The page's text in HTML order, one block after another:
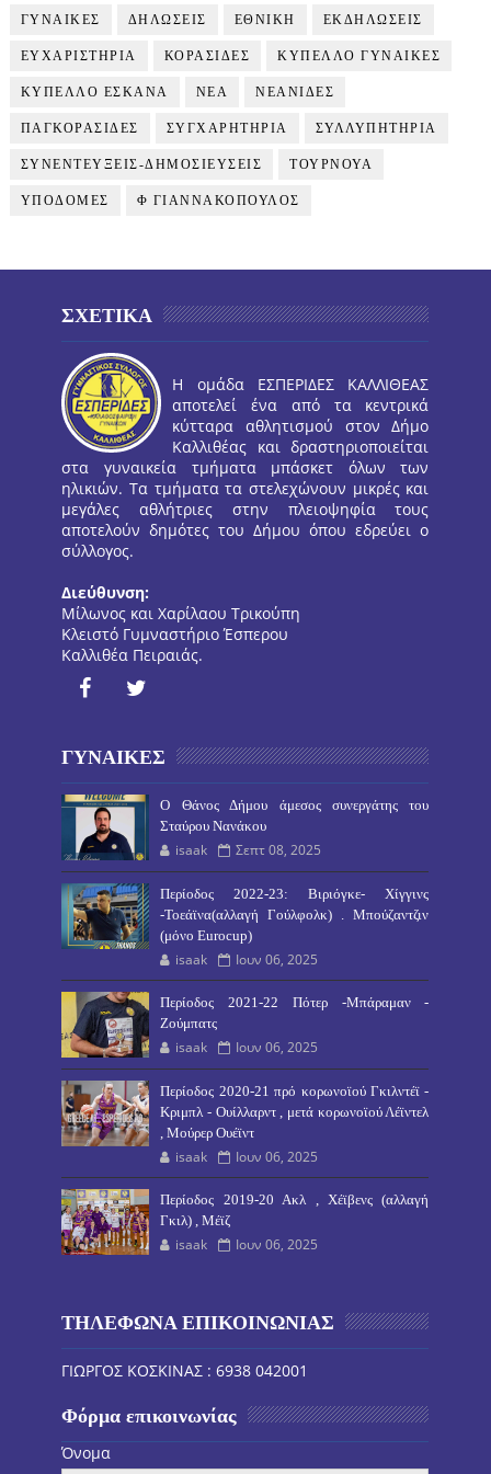
ΓΥΝΑΙΚΕΣ ΔΗΛΩΣΕΙΣ ΕΘΝΙΚΗ ΕΚΔΗΛΩΣΕΙΣ
ΕΥΧΑΡΙΣΤΗΡΙΑ ΚΟΡΑΣΙΔΕΣ ΚΥΠΕΛΛΟ ΓΥΝΑΙΚΕΣ
ΚΥΠΕΛΛΟ ΕΣΚΑΝΑ ΝΕΑ ΝΕΑΝΙΔΕΣ
ΠΑΓΚΟΡΑΣΙΔΕΣ ΣΥΓΧΑΡΗΤΗΡΙΑ ΣΥΛΛΥΠΗΤΗΡΙΑ
ΣΥΝΕΝΤΕΥΞΕΙΣ-ΔΗΜΟΣΙΕΥΣΕΙΣ ΤΟΥΡΝΟΥΑ
ΥΠΟΔΟΜΕΣ Φ ΓΙΑΝΝΑΚΟΠΟΥΛΟΣ
ΣΧΕΤΙΚΑ
Η ομάδα ΕΣΠΕΡΙΔΕΣ ΚΑΛΛΙΘΕΑΣ
αποτελεί ένα από τα κεντρικά
κύτταρα αθλητισμού στον Δήμο
Καλλιθέας και δραστηριοποιείται
στα γυναικεία τμήματα μπάσκετ όλων των
ηλικιών. Τα τμήματα τα στελεχώνουν μικρές και
μεγάλες αθλήτριες στην πλειοψηφία τους
αποτελούν δημότες του Δήμου όπου εδρεύει ο
σύλλογος.
Διεύθυνση:
Μίλωνος και Χαρίλαου Τρικούπη
Κλειστό Γυμναστήριο Έσπερου
Καλλιθέα Πειραιάς.
ΓΥΝΑΙΚΕΣ
O Θάνος Δήμου άμεσος συνεργάτης του
Σταύρου Νανάκου
isaak Σεπτ 08, 2025
Περίοδος 2022-23: Βιριόγκε- Χίγγινς
-Τοεάϊνα(αλλαγή Γούλφολκ) . Μπούζαντζιν
(μόνο Eurocup)
isaak Ιουν 06, 2025
Περίοδος 2021-22 Πότερ -Μπάραμαν -
Ζούμπατς
isaak Ιουν 06, 2025
Περίοδος 2020-21 πρό κορωνοϊού Γκιλντέϊ -
Κριμπλ - Ουίλλαρντ , μετά κορωνοϊού Λέϊντελ
, Μούρερ Ουέϊντ
isaak Ιουν 06, 2025
Περίοδος 2019-20 Ακλ , Χέϊβενς (αλλαγή
Γκιλ) , Μέϊζ
isaak Ιουν 06, 2025
ΤΗΛΕΦΩΝΑ ΕΠΙΚΟΙΝΩΝΙΑΣ
ΓΙΩΡΓΟΣ ΚΟΣΚΙΝΑΣ : 6938 042001
Φόρμα επικοινωνίας
Όνομα